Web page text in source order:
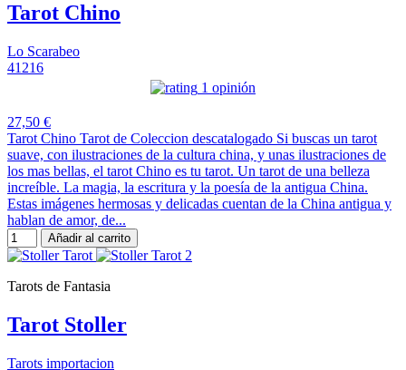
Tarot Chino
Lo Scarabeo
41216
1 opinión
27,50 €
Tarot Chino Tarot de Coleccion descatalogado Si buscas un tarot
suave, con ilustraciones de la cultura china, y unas ilustraciones de
los mas bellas, el tarot Chino es tu tarot. Un tarot de una belleza
increíble. La magia, la escritura y la poesía de la antigua China.
Estas imágenes hermosas y delicadas cuentan de la China antigua y
hablan de amor, de...
Añadir al carrito
Tarots de Fantasia
Tarot Stoller
Tarots importacion